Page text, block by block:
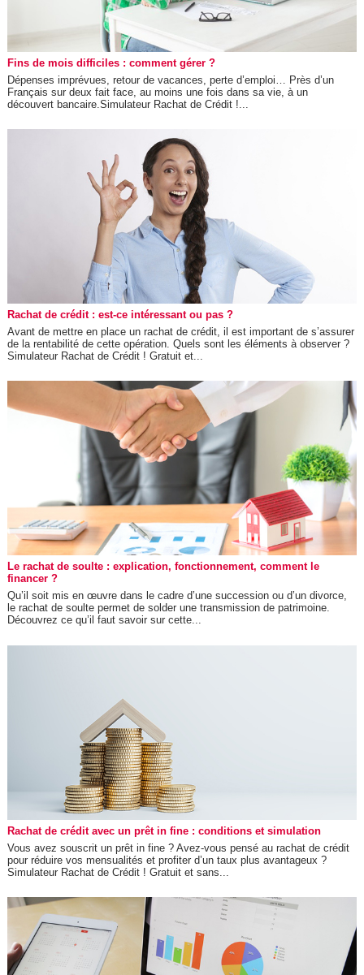
Fins de mois difficiles : comment gérer ?
Dépenses imprévues, retour de vacances, perte d’emploi… Près d’un
Français sur deux fait face, au moins une fois dans sa vie, à un
découvert bancaire.Simulateur Rachat de Crédit !...
Rachat de crédit : est-ce intéressant ou pas ?
Avant de mettre en place un rachat de crédit, il est important de s’assurer
de la rentabilité de cette opération. Quels sont les éléments à observer ?
Simulateur Rachat de Crédit ! Gratuit et...
Le rachat de soulte : explication, fonctionnement, comment le
financer ?
Qu’il soit mis en œuvre dans le cadre d’une succession ou d’un divorce,
le rachat de soulte permet de solder une transmission de patrimoine.
Découvrez ce qu’il faut savoir sur cette...
Rachat de crédit avec un prêt in fine : conditions et simulation
Vous avez souscrit un prêt in fine ? Avez-vous pensé au rachat de crédit
pour réduire vos mensualités et profiter d’un taux plus avantageux ?
Simulateur Rachat de Crédit ! Gratuit et sans...